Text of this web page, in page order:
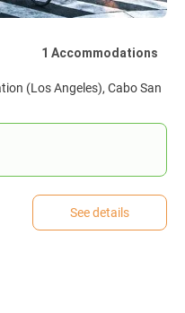
1 Accommodations
(Los Angeles), Cabo San
See details